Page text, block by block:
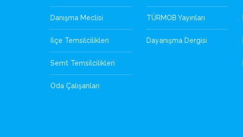
Danışma Meclisi
İlçe Temsilcilikleri
Semt Temsilcilikleri
Oda Çalışanları
TÜRMOB Yayınları
Dayanışma Dergisi